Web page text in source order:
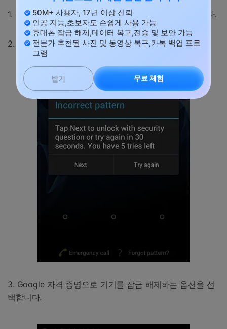
1. 장치에 잘못된 패턴을 입력하면 다음 화면이 나타납니다.
2. 화면 하단에서 "패턴 분실" 기능을 탭할 수 있습니다.
3. Google 자격 증명으로 기기를 잠금 해제하는 옵션을 선
택합니다.
50M+ 사용자, 17년 이상 신뢰
인공 지능,초보자도 손쉽게 사용 가능
휴대폰 잠금 해제,데이터 복구,전송 및 보안 가능
전문가 추천된 사진 및 동영상 복구,카톡 백업 프로
그램
받기 무료 체험